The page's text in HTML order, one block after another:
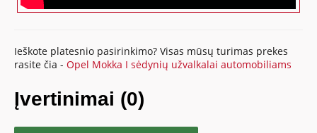
Ieškote platesnio pasirinkimo? Visas mūsų turimas prekes
rasite čia -Opel Mokka I sėdynių užvalkalai automobiliams
Įvertinimai (0)